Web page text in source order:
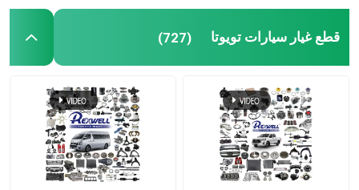
فلاتر السيارات
قطع غيار السيارات الأخرى
قطع غيار سيارات تويوتا (727)